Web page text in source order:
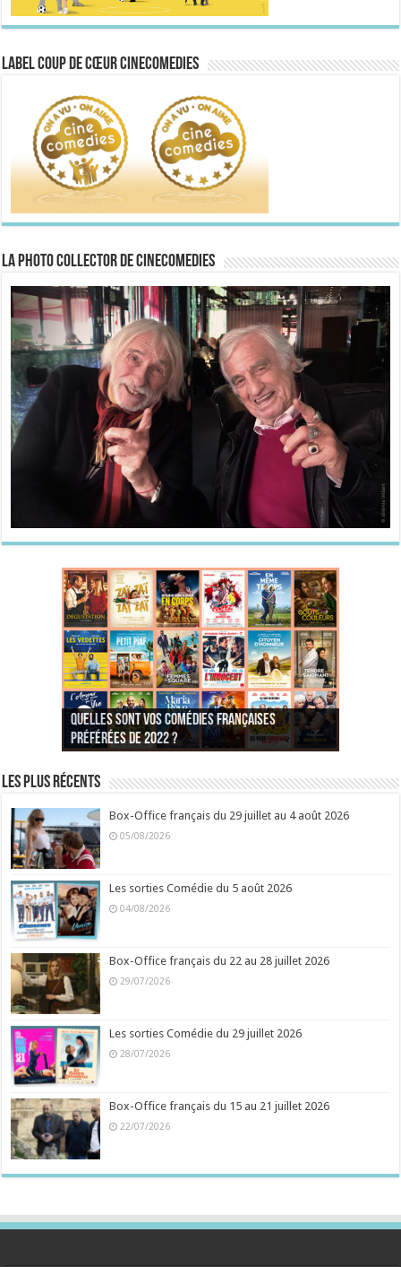
Label Coup de Cœur CineComedies
La Photo collector de CineComedies
Quelles sont vos comédies françaises
préférées de 2022 ?
Quel est votre personnage préféré du Père
Noël est une ordure ?
Quelles sont vos comédies françaises
préférées de 2021 ?
Quel est votre « Gendarme » préféré ?
Quels sont vos 3 comédies de Jean-Marie Poiré
préférées ?
Quel est votre « Tati » préféré ?
Quel est votre « bronzé » préféré ?
Les plus récents
Box-Office français du 29 juillet au 4 août 2026
05/08/2026
Les sorties Comédie du 5 août 2026
04/08/2026
Box-Office français du 22 au 28 juillet 2026
29/07/2026
Les sorties Comédie du 29 juillet 2026
28/07/2026
Box-Office français du 15 au 21 juillet 2026
22/07/2026